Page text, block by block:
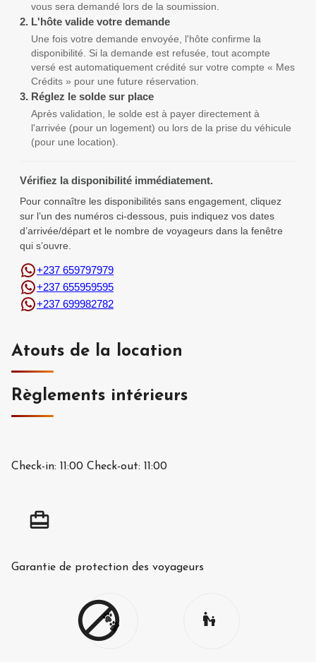
vous sera demandé lors de la soumission.
2. L'hôte valide votre demande
Une fois votre demande envoyée, l'hôte confirme la
disponibilité. Si la demande est refusée, tout acompte
versé est automatiquement crédité sur votre compte « Mes
Crédits » pour une future réservation.
3. Réglez le solde sur place
Après validation, le solde est à payer directement à
l'arrivée (pour un logement) ou lors de la prise du véhicule
(pour une location).
Vérifiez la disponibilité immédiatement.
Pour connaître les disponibilités sans engagement, cliquez
sur l’un des numéros ci-dessous, puis indiquez vos dates
d’arrivée/départ et le nombre de voyageurs dans la fenêtre
qui s’ouvre.
+237 659797979
+237 655959595
+237 699982782
Atouts de la location
Règlements intérieurs
Check-in: 11:00 Check-out: 11:00
Garantie de protection des voyageurs